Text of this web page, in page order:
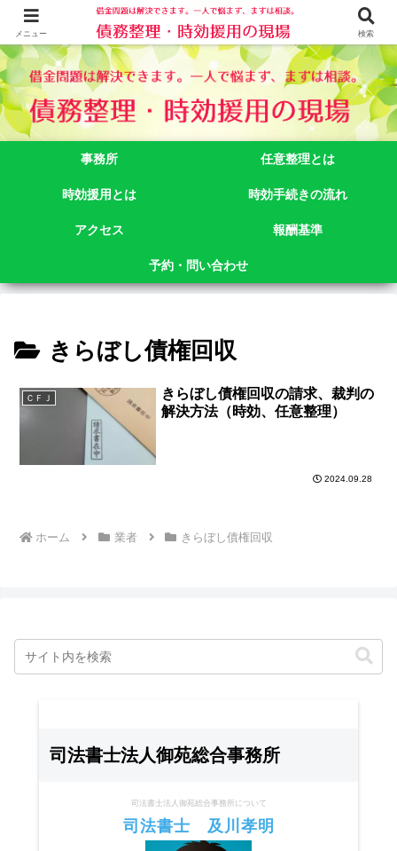
借金問題でお悩みなら司法書士法人御苑総合事務所にご相談下さい。 東京都
新宿区新宿二丁目５番１号アルテビル新宿４階 TEL:03-3356-3750
事務所 任意整理とは
時効援用とは 時効手続きの流れ
アクセス 報酬基準
予約・問い合わせ
きらぼし債権回収
ＣＦＪ
きらぼし債権回収の請求、裁判の
解決方法（時効、任意整理）
2024.09.28
ホーム 業者 きらぼし債権回収
司法書士法人御苑総合事務所
司法書士法人御苑総合事務所について
司法書士 及川孝明
メニュー 検索